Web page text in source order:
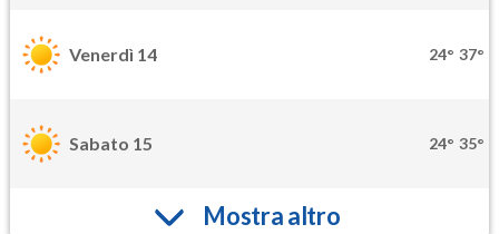
Venerdì 14 24° 37°
Sabato 15 24° 35°
Mostra altro